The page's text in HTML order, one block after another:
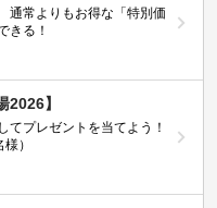
常よりもお得な「特別価
きる！
2026】
てプレゼントを当てよう！
）